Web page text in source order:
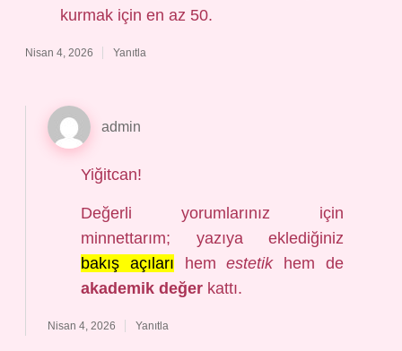
kurmak için en az 50.
Nisan 4, 2026 Yanıtla
admin
Yiğitcan!
Değerli yorumlarınız için
minnettarım; yazıya eklediğiniz
bakış açıları hemestetikhem de
akademik değerkattı.
Nisan 4, 2026 Yanıtla